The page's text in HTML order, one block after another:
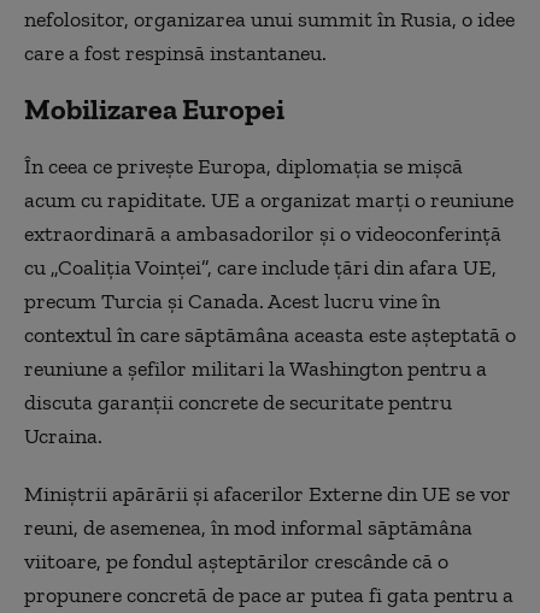
nefolositor, organizarea unui summit în Rusia, o idee
care a fost respinsă instantaneu.
Mobilizarea Europei
În ceea ce privește Europa, diplomația se mișcă
acum cu rapiditate. UE a organizat marți o reuniune
extraordinară a ambasadorilor și o videoconferință
cu „Coaliția Voinței”, care include țări din afara UE,
precum Turcia și Canada. Acest lucru vine în
contextul în care săptămâna aceasta este așteptată o
reuniune a șefilor militari la Washington pentru a
discuta garanții concrete de securitate pentru
Ucraina.
Miniștrii apărării și afacerilor Externe din UE se vor
reuni, de asemenea, în mod informal săptămâna
viitoare, pe fondul așteptărilor crescânde că o
propunere concretă de pace ar putea fi gata pentru a